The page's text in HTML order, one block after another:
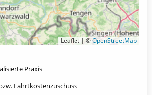
Leaflet | ©OpenStreetMap
Praxis
Fahrtkostenzuschuss